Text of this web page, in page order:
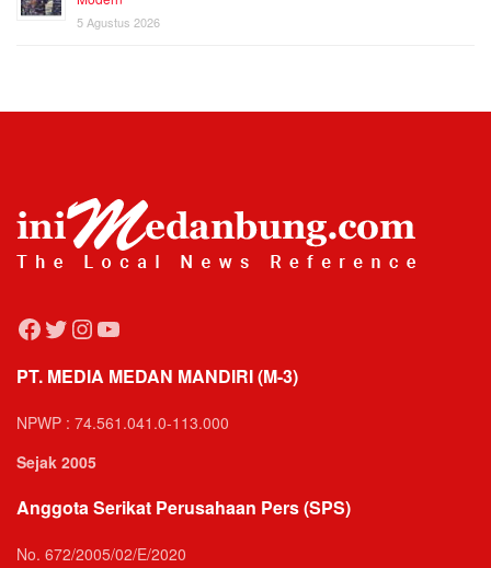
5 Agustus 2026
Facebook
Twitter
Instagram
YouTube
PT. MEDIA MEDAN MANDIRI (M-3)
NPWP : 74.561.041.0-113.000
Sejak 2005
Anggota Serikat Perusahaan Pers (SPS)
No. 672/2005/02/E/2020